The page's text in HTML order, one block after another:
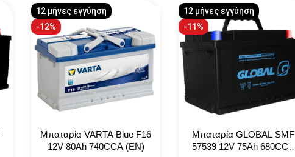
-12%
12 μήνες εγγύηση
Μπαταρία VARTA Blue F16
12V 80Ah 740CCA (EN)
-11%
12 μήνες εγγύηση
Μπαταρία GLOBAL SMF
57539 12V 75Ah 680CCA